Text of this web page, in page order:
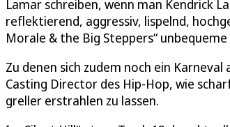
Lamar schreiben, wenn man Kendrick
reflektierend, aggressiv, lispelnd,
Morale & the Big Steppers“
Zu denen sich zudem noch ein
Casting Director des Hip-Hop, wie
greller erstrahlen zu lassen.